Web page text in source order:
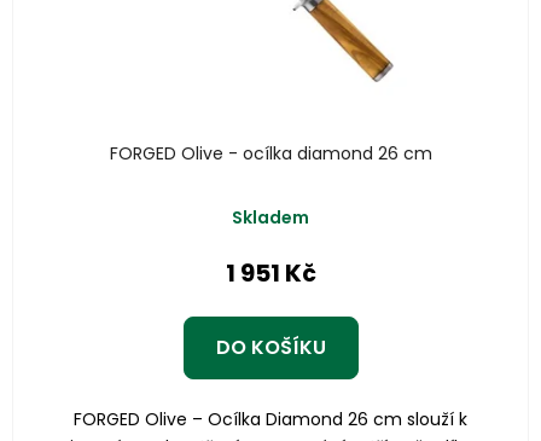
FORGED Olive - ocílka diamond 26 cm
Skladem
1 951 Kč
DO KOŠÍKU
FORGED Olive – Ocílka Diamond 26 cm slouží k